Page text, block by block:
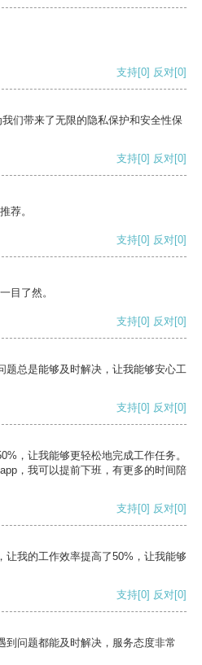
支持[0] 反对[0]
们带来了无限的隐私保护和安全性保
支持[0] 反对[0]
荐。
支持[0] 反对[0]
目了然。
支持[0] 反对[0]
题总是能够及时解决，让我能够安心工
支持[0] 反对[0]
，让我能够更轻松地完成工作任务。
，我可以提前下班，有更多的时间陪
支持[0] 反对[0]
让我的工作效率提高了50%，让我能够
支持[0] 反对[0]
到问题都能及时解决，服务态度非常